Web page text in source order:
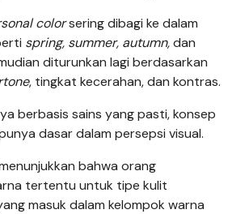
colorsering dibagi ke dalam
spring, summer, autumn,dan
diturunkan lagi berdasarkan
, tingkat kecerahan, dan kontras.
berbasis sains yang pasti, konsep
dasar dalam persepsi visual.
bahwa orang
tertentu untuk tipe kulit
masuk dalam kelompok warna